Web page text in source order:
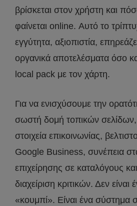
βρίσκεται στον χρήστη και
φαίνεται online. Αυτό το
εγγύτητα, αξιοπιστία,
οργανικά αποτελέσματα όσο
local pack με τον χάρτη.
Για να ενισχύσουμε την
σωστή δομή τοπικών
στοιχεία επικοινωνίας,
Google Business, συνέπεια
επιχείρησης σε καταλόγους
διαχείριση κριτικών. Δεν είναι
«κουμπί». Είναι ένα σύστημα